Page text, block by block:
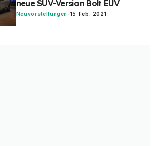
neue SUV-Version Bolt EUV
Neuvorstellungen -15 Feb. 2021